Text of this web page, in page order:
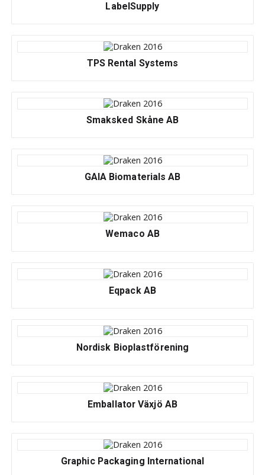
LabelSupply
TPS Rental Systems
Smaksked Skåne AB
GAIA Biomaterials AB
Wemaco AB
Eqpack AB
Nordisk Bioplastförening
Emballator Växjö AB
Graphic Packaging International